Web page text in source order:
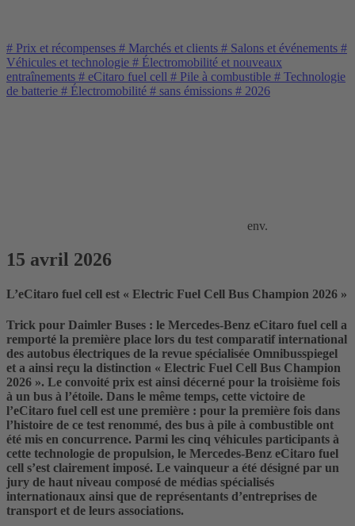
# Prix et récompenses # Marchés et clients # Salons et événements #
Véhicules et technologie # Électromobilité et nouveaux
entraînements # eCitaro fuel cell # Pile à combustible # Technologie
de batterie # Électromobilité # sans émissions # 2026
env.
15 avril 2026
L’eCitaro fuel cell est « Electric Fuel Cell Bus Champion 2026 »
Trick pour Daimler Buses : le Mercedes-Benz eCitaro fuel cell a
remporté la première place lors du test comparatif international
des autobus électriques de la revue spécialisée Omnibusspiegel
et a ainsi reçu la distinction « Electric Fuel Cell Bus Champion
2026 ». Le convoité prix est ainsi décerné pour la troisième fois
à un bus à l’étoile. Dans le même temps, cette victoire de
l’eCitaro fuel cell est une première : pour la première fois dans
l’histoire de ce test renommé, des bus à pile à combustible ont
été mis en concurrence. Parmi les cinq véhicules participants à
cette technologie de propulsion, le Mercedes-Benz eCitaro fuel
cell s’est clairement imposé. Le vainqueur a été désigné par un
jury de haut niveau composé de médias spécialisés
internationaux ainsi que de représentants d’entreprises de
transport et de leurs associations.